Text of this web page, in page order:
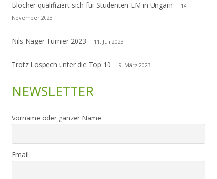
Blöcher qualifiziert sich für Studenten-EM in Ungarn
14.
November 2023
Nils Nager Turnier 2023 11. Juli 2023
Trotz Lospech unter die Top 10 9. März 2023
NEWSLETTER
Vorname oder ganzer Name
Email